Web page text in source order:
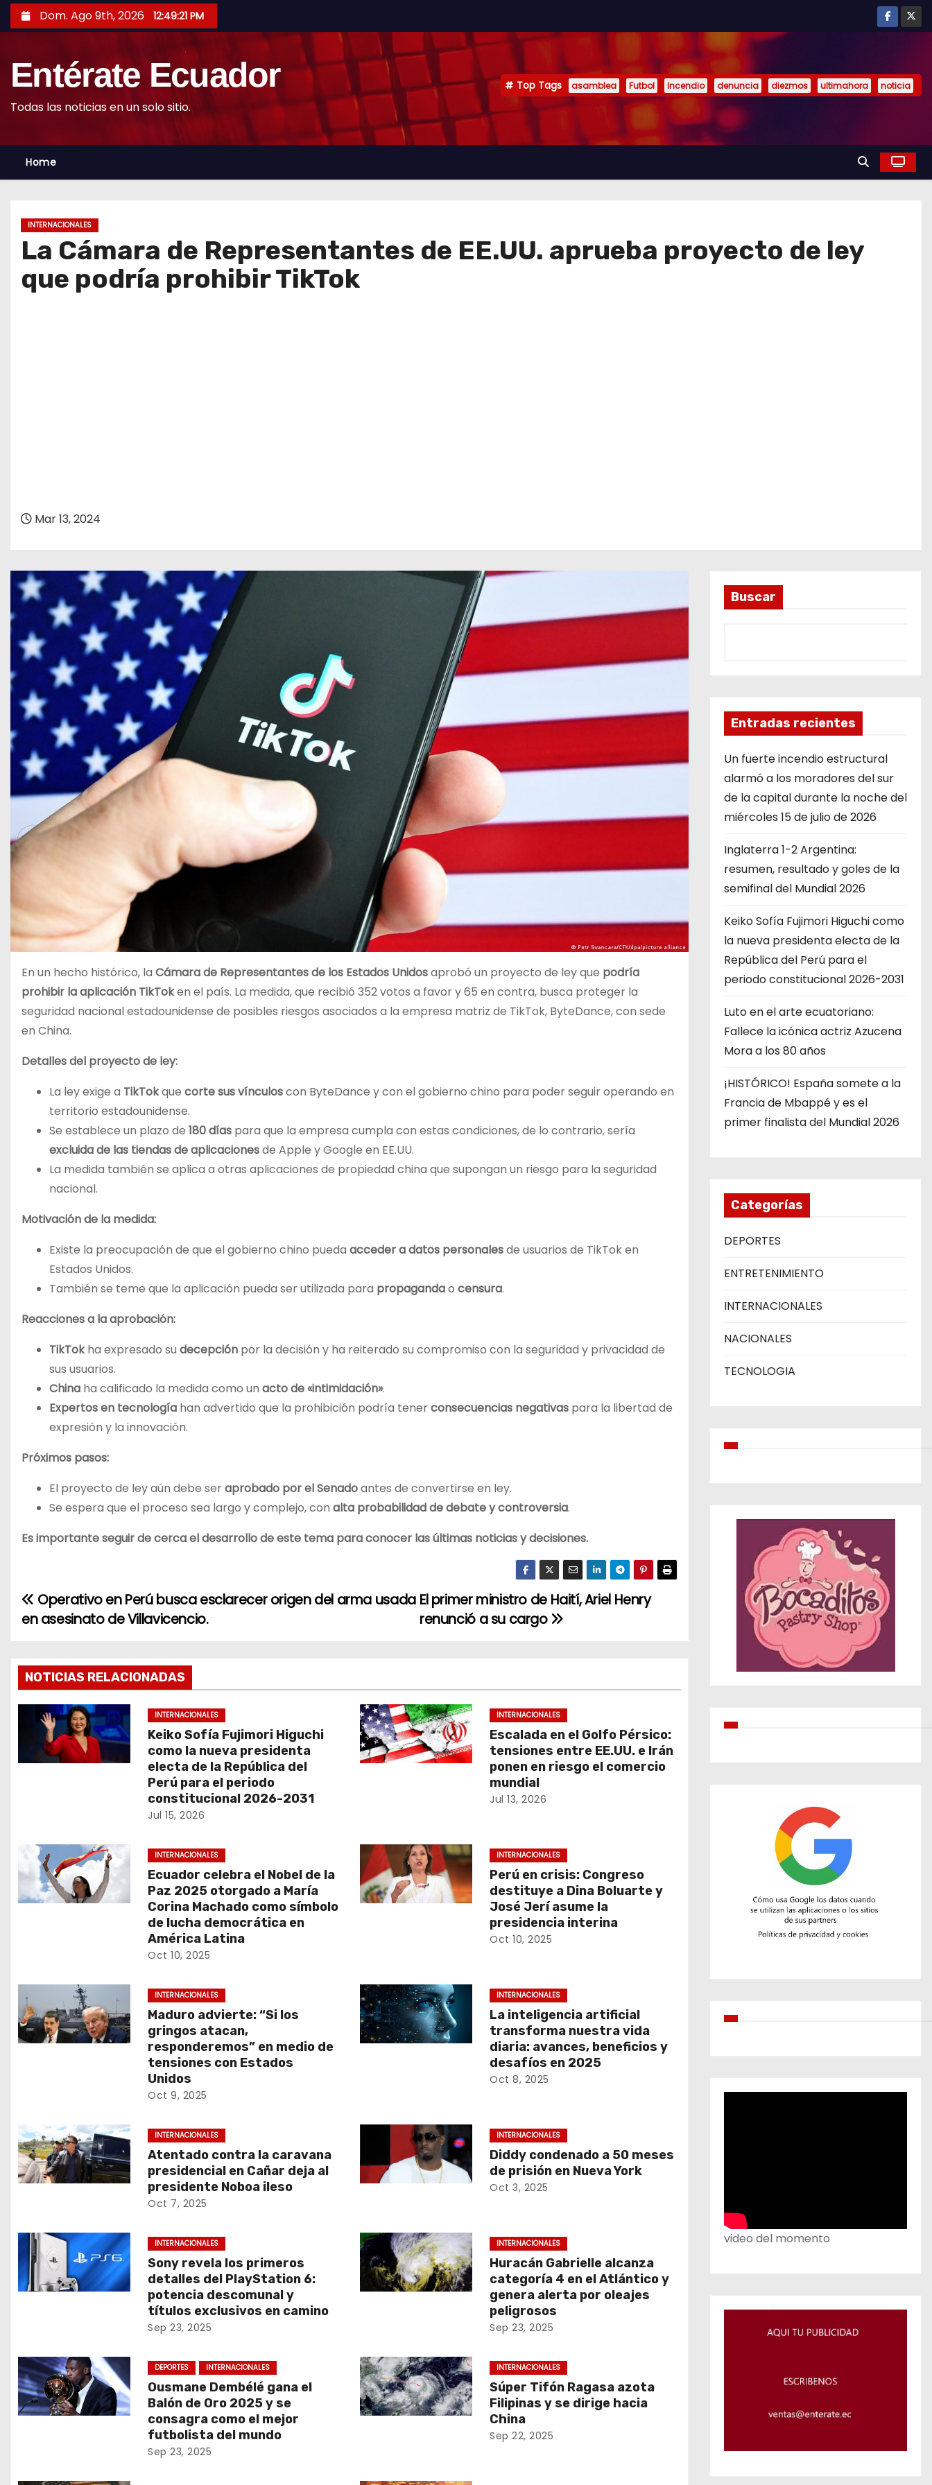
k
o
t
Dom. Ago 9th, 2026 12:49:23 PM
Entérate Ecuador
Todas las noticias en un solo sitio.
Top Tags asamblea Futbol Incendio denuncia diezmos ultimahora noticia
Home
INTERNACIONALES
La Cámara de Representantes de EE.UU. aprueba proyecto de ley
que podría prohibir TikTok
Mar 13, 2024
En un hecho histórico, la Cámara de Representantes de los Estados Unidosaprobó un proyecto de ley que podría
prohibir la aplicación TikToken el país. La medida, que recibió 352 votos a favor y 65 en contra, busca proteger la
seguridad nacional estadounidense de posibles riesgos asociados a la empresa matriz de TikTok, ByteDance, con sede
en China.
Detalles del proyecto de ley:
La ley exige a TikTokque corte sus vínculoscon ByteDance y con el gobierno chino para poder seguir operando en
territorio estadounidense.
Se establece un plazo de 180 días para que la empresa cumpla con estas condiciones, de lo contrario, sería
excluida de las tiendas de aplicacionesde Apple y Google en EE.UU.
La medida también se aplica a otras aplicaciones de propiedad china que supongan un riesgo para la seguridad
nacional.
Motivación de la medida:
Existe la preocupación de que el gobierno chino pueda acceder a datos personalesde usuarios de TikTok en
Estados Unidos.
También se teme que la aplicación pueda ser utilizada para propagandao censura.
Reacciones a la aprobación:
TikTokha expresado su decepción por la decisión y ha reiterado su compromiso con la seguridad y privacidad de
sus usuarios.
China ha calificado la medida como un acto de «intimidación».
Expertos en tecnología han advertido que la prohibición podría tenerconsecuencias negativas para la libertad de
expresión y la innovación.
Próximos pasos:
El proyecto de ley aún debe seraprobado por el Senadoantes de convertirse en ley.
Se espera que el proceso sea largo y complejo, con alta probabilidad de debate y controversia.
Es importante seguir de cerca el desarrollo de este tema para conocer las últimas noticias y decisiones.
N
v
e
ó
n
d
n
t
r
a
s
El primer ministro de Haití, Ariel Henry
renunció a su cargo
Operativo en Perú busca esclarecer origen del arma usada
en asesinato de Villavicencio.
NOTICIAS RELACIONADAS
INTERNACIONALES
Keiko Sofía Fujimori Higuchi
como la nueva presidenta
electa de la República del
Perú para el periodo
constitucional 2026-2031
Jul 15, 2026
INTERNACIONALES
Escalada en el Golfo Pérsico:
tensiones entre EE.UU. e Irán
ponen en riesgo el comercio
mundial
Jul 13, 2026
INTERNACIONALES
Ecuador celebra el Nobel de la
Paz 2025 otorgado a María
Corina Machado como símbolo
de lucha democrática en
América Latina
Oct 10, 2025
INTERNACIONALES
Perú en crisis: Congreso
destituye a Dina Boluarte y
José Jerí asume la
presidencia interina
Oct 10, 2025
INTERNACIONALES
Maduro advierte: “Si los
gringos atacan,
responderemos” en medio de
tensiones con Estados
Unidos
Oct 9, 2025
INTERNACIONALES
La inteligencia artificial
transforma nuestra vida
diaria: avances, beneficios y
desafíos en 2025
Oct 8, 2025
INTERNACIONALES
Atentado contra la caravana
presidencial en Cañar deja al
presidente Noboa ileso
Oct 7, 2025
INTERNACIONALES
Diddy condenado a 50 meses
de prisión en Nueva York
Oct 3, 2025
INTERNACIONALES
Sony revela los primeros
detalles del PlayStation 6:
potencia descomunal y
títulos exclusivos en camino
Sep 23, 2025
INTERNACIONALES
Huracán Gabrielle alcanza
categoría 4 en el Atlántico y
genera alerta por oleajes
peligrosos
Sep 23, 2025
DEPORTES INTERNACIONALES
Ousmane Dembélé gana el
Balón de Oro 2025 y se
consagra como el mejor
futbolista del mundo
Sep 23, 2025
INTERNACIONALES
Súper Tifón Ragasa azota
Filipinas y se dirige hacia
China
Sep 22, 2025
Buscar
Entradas recientes
Un fuerte incendio estructural
alarmó a los moradores del sur
de la capital durante la noche del
miércoles 15 de julio de 2026
Inglaterra 1-2 Argentina:
resumen, resultado y goles de la
semifinal del Mundial 2026
Keiko Sofía Fujimori Higuchi como
la nueva presidenta electa de la
República del Perú para el
periodo constitucional 2026-2031
Luto en el arte ecuatoriano:
Fallece la icónica actriz Azucena
Mora a los 80 años
¡HISTÓRICO! España somete a la
Francia de Mbappé y es el
primer finalista del Mundial 2026
Categorías
DEPORTES
ENTRETENIMIENTO
INTERNACIONALES
NACIONALES
TECNOLOGIA
video del momento